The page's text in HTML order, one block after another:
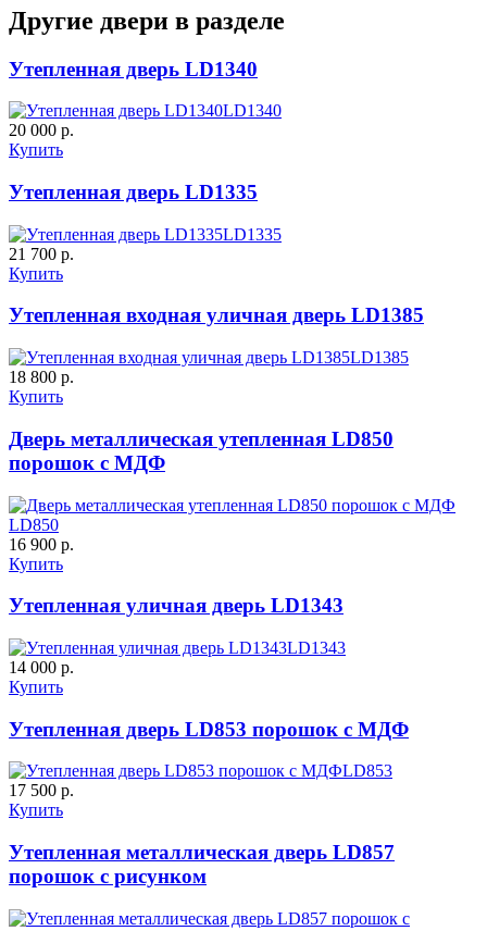
Другие двери в разделе
Утепленная дверь LD1340
LD1340
20 000 р.
Купить
Утепленная дверь LD1335
LD1335
21 700 р.
Купить
Утепленная входная уличная дверь LD1385
LD1385
18 800 р.
Купить
Дверь металлическая утепленная LD850
порошок с МДФ
LD850
16 900 р.
Купить
Утепленная уличная дверь LD1343
LD1343
14 000 р.
Купить
Утепленная дверь LD853 порошок с МДФ
LD853
17 500 р.
Купить
Утепленная металлическая дверь LD857
порошок с рисунком